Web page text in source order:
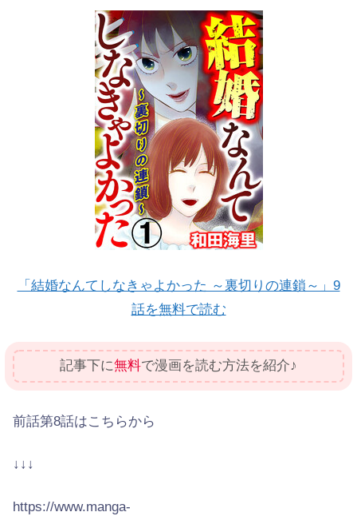
「結婚なんてしなきゃよかった ～裏切りの連鎖～」9
話を無料で読む
記事下に無料で漫画を読む方法を紹介♪
前話第8話はこちらから
↓↓↓
https://www.manga-